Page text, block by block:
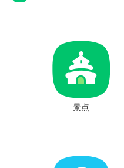
景点